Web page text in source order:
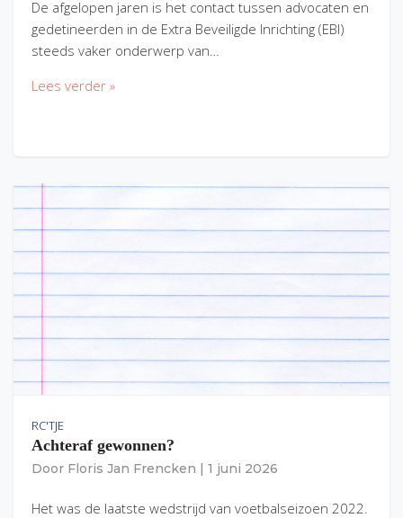
De afgelopen jaren is het contact tussen advocaten en
gedetineerden in de Extra Beveiligde Inrichting (EBI)
steeds vaker onderwerp van…
Lees verder »
RC'TJE
Achteraf gewonnen?
Door Floris Jan Frencken 1 juni 2026
Het was de laatste wedstrijd van voetbalseizoen 2022.